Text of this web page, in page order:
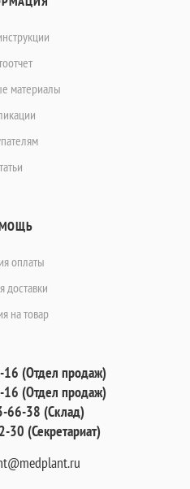
материалы
оплаты
доставки
на товар
(Отдел продаж)
(Отдел продаж)
66-38 (Склад)
(Секретариат)